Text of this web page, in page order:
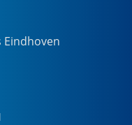
Eindhoven